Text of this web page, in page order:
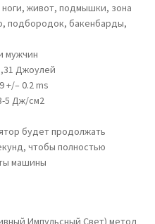
живот, подмышки, зона
подбородок, бакенбарды,
мужчин
Джоулей
+/– 0.2 ms
5 Дж/см2
будет продолжать
чтобы полностью
машины
Импульсный Свет) метод